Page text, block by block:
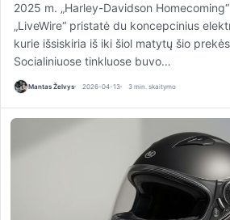
2025 m. „Harley-Davidson
„LiveWire“ pristatė du koncepcinius
kurie išsiskiria iš iki šiol matytų šio
Socialiniuose tinkluose buvo…
Mantas Želvys 2026-04-13 3 min. skaitymo